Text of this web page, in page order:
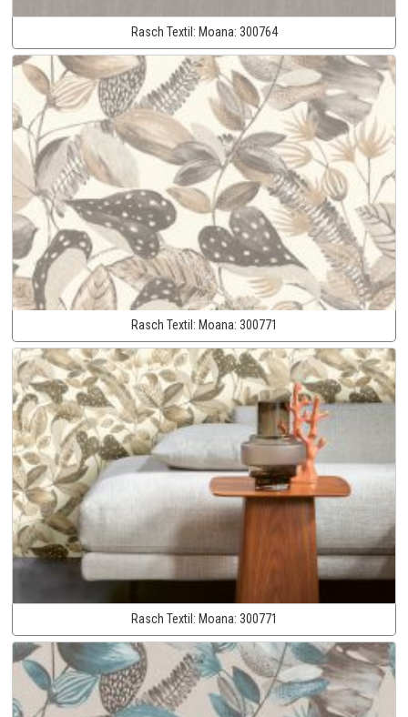
Rasch Textil: Moana: 300764
Rasch Textil: Moana: 300771
Rasch Textil: Moana: 300771